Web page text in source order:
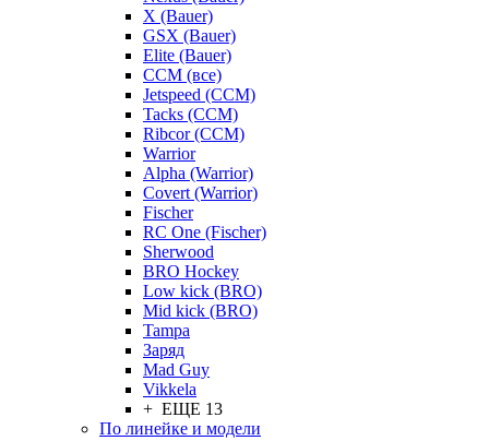
X (Bauer)
GSX (Bauer)
Elite (Bauer)
CCM (все)
Jetspeed (CCM)
Tacks (CCM)
Ribcor (CCM)
Warrior
Alpha (Warrior)
Covert (Warrior)
Fischer
RC One (Fischer)
Sherwood
BRO Hockey
Low kick (BRO)
Mid kick (BRO)
Tampa
Заряд
Mad Guy
Vikkela
+ ЕЩЕ 13
По линейке и модели